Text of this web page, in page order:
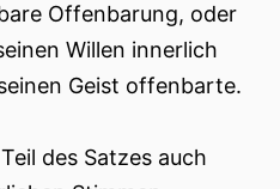
Offenbarung, oder
Willen innerlich
Geist offenbarte.
des Satzes auch